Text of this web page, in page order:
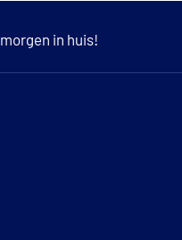
morgen in huis!